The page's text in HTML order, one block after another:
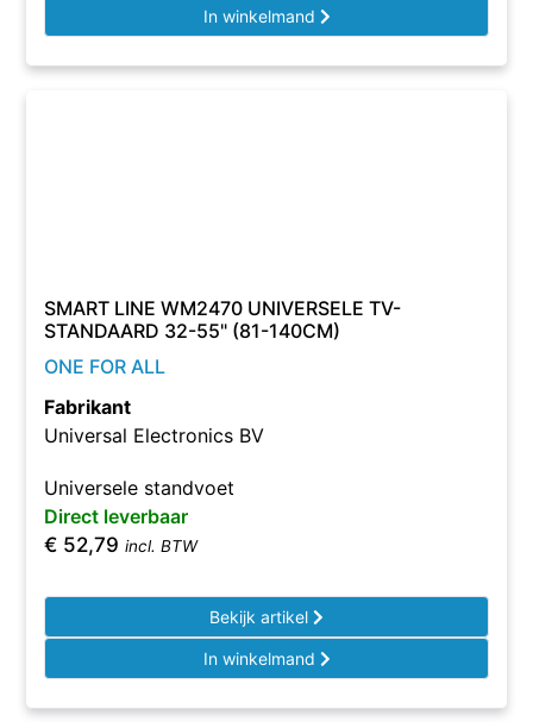
In winkelmand
SMART LINE WM2470 UNIVERSELE TV-
STANDAARD 32-55" (81-140CM)
ONE FOR ALL
Fabrikant
Universal Electronics BV
Universele standvoet
Direct leverbaar
€ 52,79 incl. BTW
Bekijk artikel
In winkelmand